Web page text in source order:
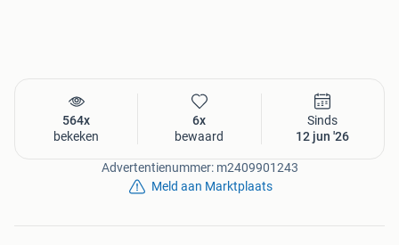
564x
bekeken
6x
bewaard
Sinds
12 jun '26
Advertentienummer: m2409901243
Meld aan Marktplaats